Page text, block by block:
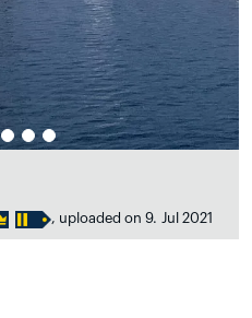
, uploaded on 9. Jul 2021